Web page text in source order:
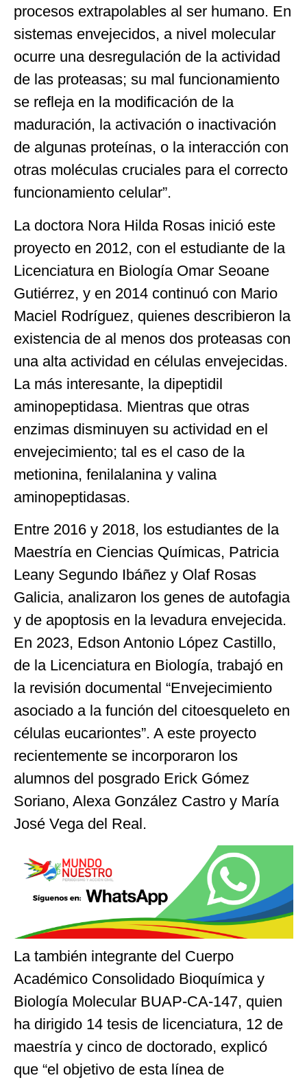
procesos extrapolables al ser humano. En
sistemas envejecidos, a nivel molecular
ocurre una desregulación de la actividad
de las proteasas; su mal funcionamiento
se refleja en la modificación de la
maduración, la activación o inactivación
de algunas proteínas, o la interacción con
otras moléculas cruciales para el correcto
funcionamiento celular”.
La doctora Nora Hilda Rosas inició este
proyecto en 2012, con el estudiante de la
Licenciatura en Biología Omar Seoane
Gutiérrez, y en 2014 continuó con Mario
Maciel Rodríguez, quienes describieron la
existencia de al menos dos proteasas con
una alta actividad en células envejecidas.
La más interesante, la dipeptidil
aminopeptidasa. Mientras que otras
enzimas disminuyen su actividad en el
envejecimiento; tal es el caso de la
metionina, fenilalanina y valina
aminopeptidasas.
Entre 2016 y 2018, los estudiantes de la
Maestría en Ciencias Químicas, Patricia
Leany Segundo Ibáñez y Olaf Rosas
Galicia, analizaron los genes de autofagia
y de apoptosis en la levadura envejecida.
En 2023, Edson Antonio López Castillo,
de la Licenciatura en Biología, trabajó en
la revisión documental “Envejecimiento
asociado a la función del citoesqueleto en
células eucariontes”. A este proyecto
recientemente se incorporaron los
alumnos del posgrado Erick Gómez
Soriano, Alexa González Castro y María
José Vega del Real.
La también integrante del Cuerpo
Académico Consolidado Bioquímica y
Biología Molecular BUAP-CA-147, quien
ha dirigido 14 tesis de licenciatura, 12 de
maestría y cinco de doctorado, explicó
que “el objetivo de esta línea de